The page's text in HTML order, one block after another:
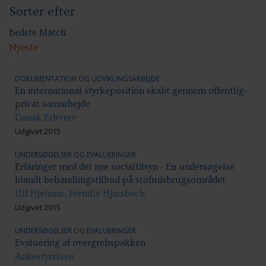
Sorter efter
Bedste Match
Nyeste
DOKUMENTATION OG UDVIKLINGSARBEJDE
En international styrkeposition skabt gennem offentlig-
privat samarbejde
Dansk Erhverv
Udgivet 2015
UNDERSØGELSER OG EVALUERINGER
Erfaringer med det nye socialtilsyn - En undersøgelse
blandt behandlingstilbud på stofmisbrugsområdet
Ulf Hjelmar, Pernille Hjarsbech
Udgivet 2015
UNDERSØGELSER OG EVALUERINGER
Evaluering af overgrebspakken
Ankestyrelsen